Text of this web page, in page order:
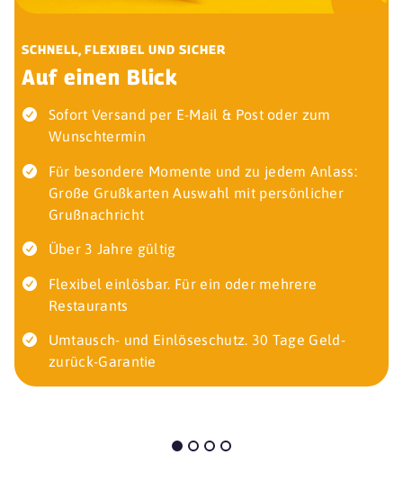
SCHNELL, FLEXIBEL UND SICHER
Auf einen Blick
Sofort Versand per E-Mail & Post oder zum
Wunschtermin
Für besondere Momente und zu jedem Anlass:
Große Grußkarten Auswahl mit persönlicher
Grußnachricht
Über 3 Jahre gültig
Flexibel einlösbar. Für ein oder mehrere
Restaurants
Umtausch- und Einlöseschutz. 30 Tage Geld-
zurück-Garantie